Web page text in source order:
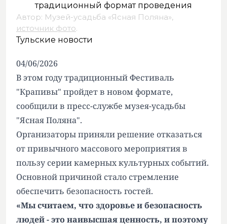
Автор: Музей-усадьба «Ясная Поляна»,
источник фото.
Тульские новости
04/06/2026
В этом году традиционный Фестиваль
"Крапивы" пройдет в новом формате,
сообщили в пресс-службе музея-усадьбы
"Ясная Поляна".
Организаторы приняли решение отказаться
от привычного массового мероприятия в
пользу серии камерных культурных событий.
Основной причиной стало стремление
обеспечить безопасность гостей.
«Мы считаем, что здоровье и безопасность
людей - это наивысшая ценность, и поэтому